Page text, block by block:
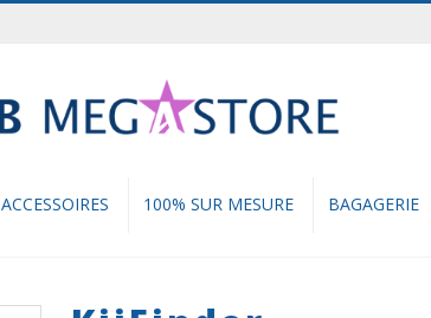
ACCESSOIRES 100% SUR MESURE BAGAGERIE